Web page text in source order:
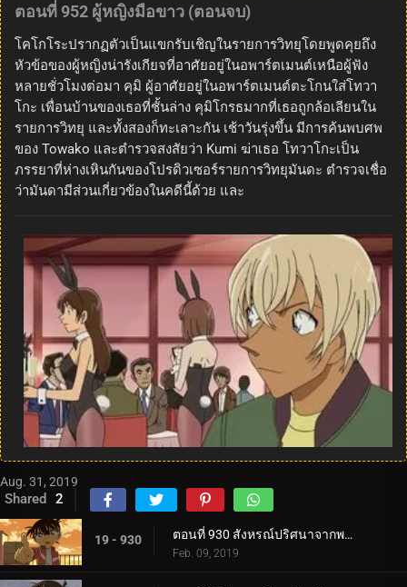
ตอนที่ 952 ผู้หญิงมือขาว (ตอนจบ)
โคโกโระปรากฏตัวเป็นแขกรับเชิญในรายการวิทยุโดยพูดคุยถึง
หัวข้อของผู้หญิงน่ารังเกียจที่อาศัยอยู่ในอพาร์ตเมนต์เหนือผู้ฟัง
หลายชั่วโมงต่อมา คุมิ ผู้อาศัยอยู่ในอพาร์ตเมนต์ตะโกนใส่โทวา
โกะ เพื่อนบ้านของเธอที่ชั้นล่าง คุมิโกรธมากที่เธอถูกล้อเลียนใน
รายการวิทยุ และทั้งสองก็ทะเลาะกัน เช้าวันรุ่งขึ้น มีการค้นพบศพ
ของ Towako และตำรวจสงสัยว่า Kumi ฆ่าเธอ โทวาโกะเป็น
ภรรยาที่ห่างเหินกันของโปรดิวเซอร์รายการวิทยุมันดะ ตำรวจเชื่อ
ว่ามันดามีส่วนเกี่ยวข้องในคดีนี้ด้วย และ
Aug. 31, 2019
Shared 2
19 - 930 ตอนที่ 930 สังหรณ์ปริศนาจากพระพุทธรูป
Feb. 09, 2019